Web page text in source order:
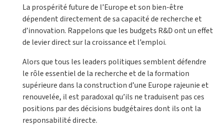
La prospérité future de l’Europe et son bien-être
dépendent directement de sa capacité de recherche et
d’innovation. Rappelons que les budgets R&D ont un effet
de levier direct sur la croissance et l’emploi.
Alors que tous les leaders politiques semblent défendre
le rôle essentiel de la recherche et de la formation
supérieure dans la construction d’une Europe rajeunie et
renouvelée, il est paradoxal qu’ils ne traduisent pas ces
positions par des décisions budgétaires dont ils ont la
responsabilité directe.